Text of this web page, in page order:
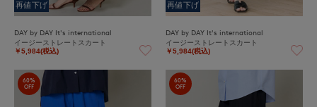
再値下げ
DAY by DAY It's international
イージーストレートスカート
￥5,984(税込)
再値下げ
DAY by DAY It's international
イージーストレートスカート
￥5,984(税込)
60%
OFF
60%
OFF